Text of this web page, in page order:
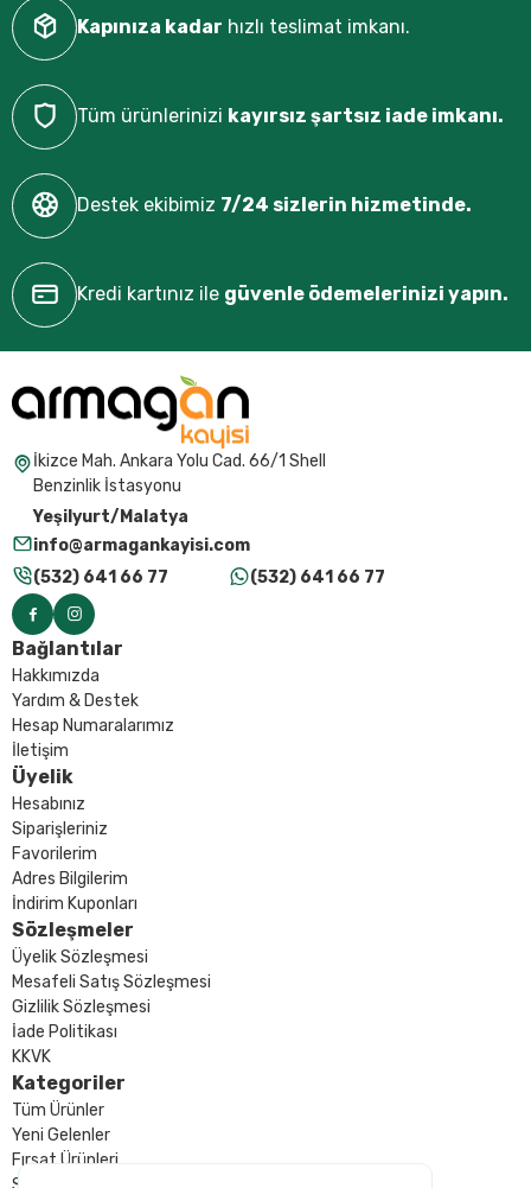
Kapınıza kadar hızlı teslimat imkanı.
Tüm ürünlerinizi kayırsız şartsız iade imkanı.
Destek ekibimiz 7/24 sizlerin hizmetinde.
Kredi kartınız ile güvenle ödemelerinizi yapın.
İkizce Mah. Ankara Yolu Cad. 66/1 Shell
Benzinlik İstasyonu
Yeşilyurt/Malatya
info@armagankayisi.com
(532) 641 66 77
(532) 641 66 77
Bağlantılar
Hakkımızda
Yardım & Destek
Hesap Numaralarımız
İletişim
Üyelik
Hesabınız
Siparişleriniz
Favorilerim
Adres Bilgilerim
İndirim Kuponları
Sözleşmeler
Üyelik Sözleşmesi
Mesafeli Satış Sözleşmesi
Gizlilik Sözleşmesi
İade Politikası
KKVK
Kategoriler
Tüm Ürünler
Yeni Gelenler
Fırsat Ürünleri